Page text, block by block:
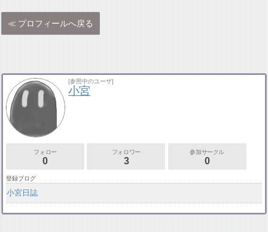
プロフィールへ戻る
[参照中のユーザ]
小宮
フォロー
0
フォロワー
3
参加サークル
0
登録ブログ
小宮日誌